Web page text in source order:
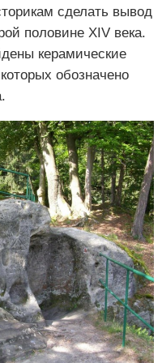
сделать вывод
половине XIV века.
керамические
обозначено